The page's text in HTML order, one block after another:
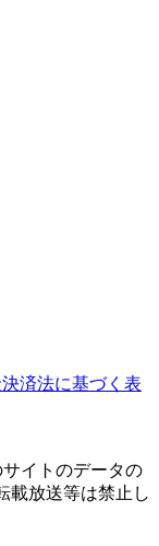
済法に基づく表
サイトのデータの
載放送等は禁止し